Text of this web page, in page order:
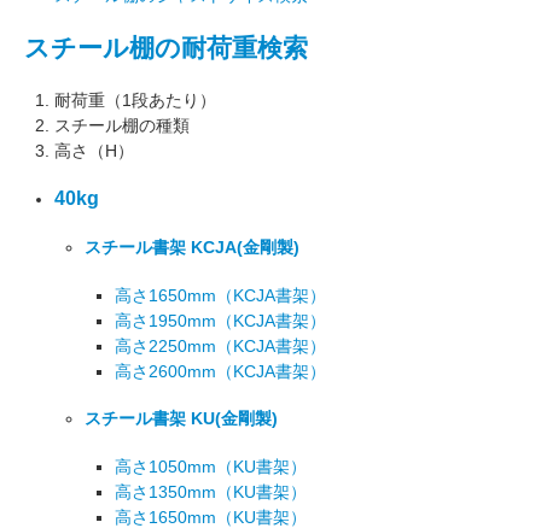
スチール棚の耐荷重検索
耐荷重（1段あたり）
スチール棚の種類
高さ（H）
40kg
スチール書架 KCJA(金剛製)
高さ1650mm （KCJA書架）
高さ1950mm （KCJA書架）
高さ2250mm （KCJA書架）
高さ2600mm （KCJA書架）
スチール書架 KU(金剛製)
高さ1050mm （KU書架）
高さ1350mm （KU書架）
高さ1650mm （KU書架）